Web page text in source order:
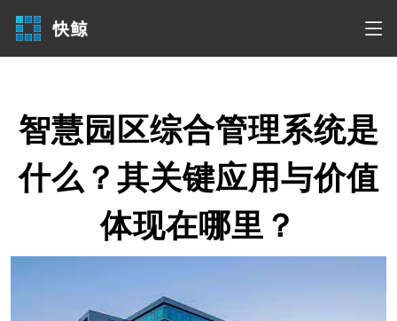
智慧园区综合管理系统是
什么？其关键应用与价值
体现在哪里？